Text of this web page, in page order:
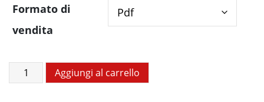
Formato di
vendita
Klipp
Klapp
Aggiungi al carrello